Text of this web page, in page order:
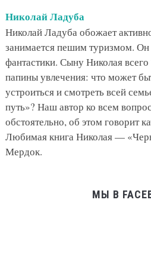
Николай Ладуба
Николай Ладуба обожает
занимается пешим туризмом.
фантастики. Сыну Николая всего
папины увлечения: что может
устроиться и смотреть всей
путь»? Наш автор ко всем
обстоятельно, об этом говорит
Любимая книга Николая —
Мердок.
МЫ В